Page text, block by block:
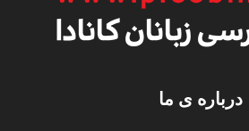
درباره ی ما